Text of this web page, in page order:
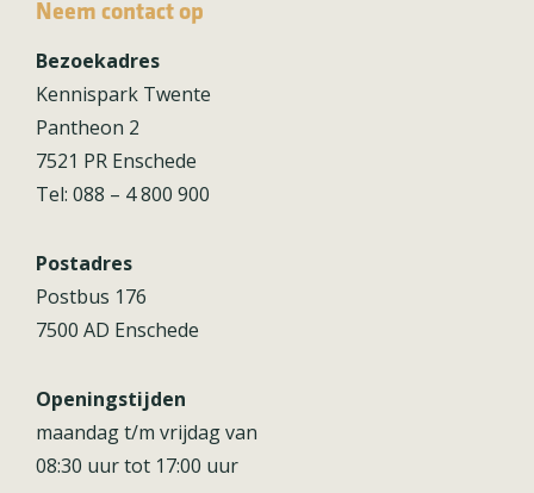
Neem contact op
Bezoekadres
Kennispark Twente
Pantheon 2
7521 PR Enschede
Tel: 088 – 4 800 900
Postadres
Postbus 176
7500 AD Enschede
Openingstijden
maandag t/m vrijdag van
08:30 uur tot 17:00 uur